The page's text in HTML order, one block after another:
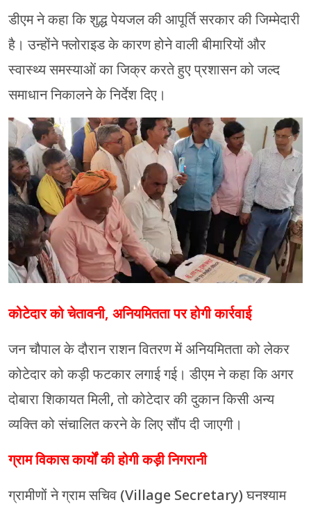
डीएम ने कहा कि शुद्ध पेयजल की आपूर्ति सरकार की जिम्मेदारी
है। उन्होंने फ्लोराइड के कारण होने वाली बीमारियों और
स्वास्थ्य समस्याओं का जिक्र करते हुए प्रशासन को जल्द
समाधान निकालने के निर्देश दिए।
कोटेदार को चेतावनी, अनियमितता पर होगी कार्रवाई
जन चौपाल के दौरान राशन वितरण में अनियमितता को लेकर
कोटेदार को कड़ी फटकार लगाई गई। डीएम ने कहा कि अगर
दोबारा शिकायत मिली, तो कोटेदार की दुकान किसी अन्य
व्यक्ति को संचालित करने के लिए सौंप दी जाएगी।
ग्राम विकास कार्यों की होगी कड़ी निगरानी
ग्रामीणों ने ग्राम सचिव (Village Secretary) घनश्याम